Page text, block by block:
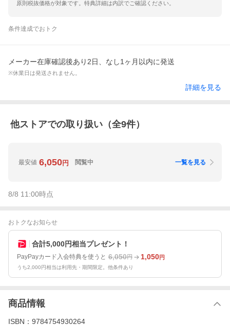
原則税抜価格が対象です。特典詳細は内訳でご確認ください。
条件達成でおトク
メーカー在庫確認後あり2日、なし1ヶ月以内に発送
※休業日は発送されません。
詳細を見る
他ストアでの取り扱い（全9件）
最安値 6,050円 閲覧中 一覧を見る
8/8 11:00時点
おトクなお知らせ
合計5,000円相当プレゼント！
PayPayカード入会特典を使うと 6,050円 1,050円
うち2,000円相当は利用先・期間限定。他条件あり
商品情報
ISBN：9784754930264